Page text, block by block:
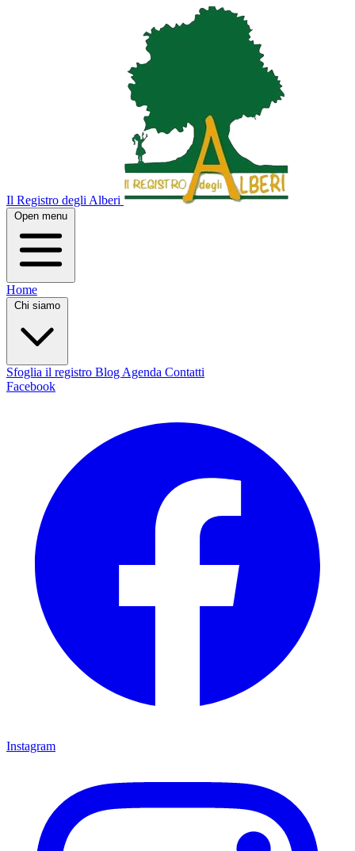
Il Registro degli Alberi
Open menu
Home
Chi siamo
Sfoglia il registro Blog Agenda Contatti
Facebook
Instagram